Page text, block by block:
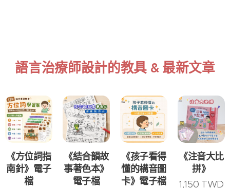
語言治療師設計的教具 & 最新文章
《方位詞指
南針》電子
檔
《結合韻故
事著色本》
電子檔
《孩子看得
懂的構音圖
卡》電子檔
《注音大比
拼》
1,150 TWD